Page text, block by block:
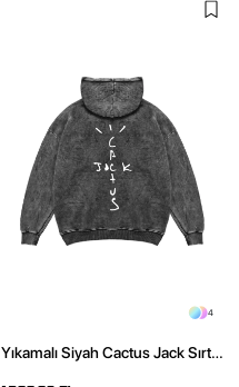
4
Yıkamalı Siyah Cactus Jack Sırt